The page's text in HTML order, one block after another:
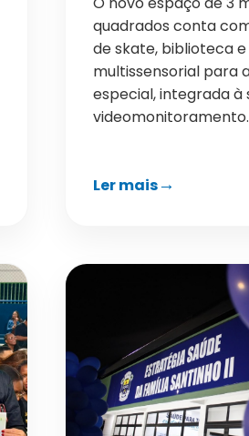
quadrados conta
de skate, biblioteca e
multissensorial para
especial, integrada à
videomonitoramento.
Ler mais